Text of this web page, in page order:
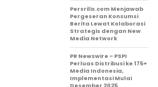
Persrilis.com Menjawab
Pergeseran Konsumsi
Berita Lewat Kolaborasi
Strategis dengan New
Media Network
PR Newswire – PSPI
Perluas Distribusi ke 175+
Media Indonesia,
Implementasi Mulai